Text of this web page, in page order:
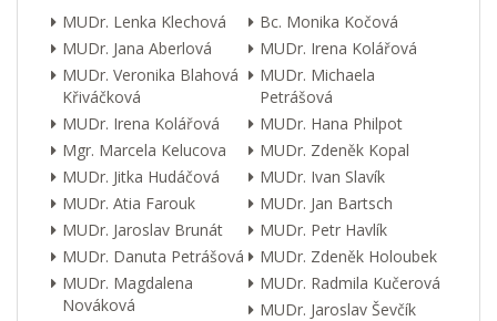
MUDr. Lenka Klechová
Bc. Monika Kočová
MUDr. Jana Aberlová
MUDr. Irena Kolářová
MUDr. Veronika Blahová
Křiváčková
MUDr. Michaela
Petrášová
MUDr. Irena Kolářová
MUDr. Hana Philpot
Mgr. Marcela Kelucova
MUDr. Zdeněk Kopal
MUDr. Jitka Hudáčová
MUDr. Ivan Slavík
MUDr. Atia Farouk
MUDr. Jan Bartsch
MUDr. Jaroslav Brunát
MUDr. Petr Havlík
MUDr. Danuta Petrášová
MUDr. Zdeněk Holoubek
MUDr. Magdalena
Nováková
MUDr. Radmila Kučerová
MUDr. Jaroslav Ševčík